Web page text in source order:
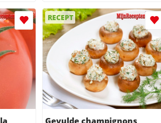
RECEPT